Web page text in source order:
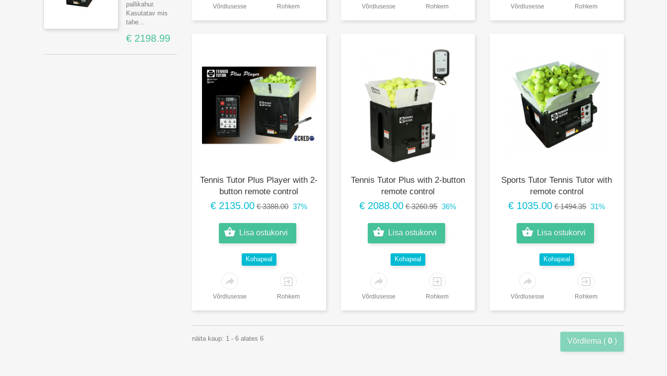
Võrdlusesse Rohkem Võrdlusesse Rohkem Võrdlusesse Rohkem
Tennis Tutor Plus Player with 2-
button remote control
€ 2135.00 € 3388.00 37%
Lisa ostukorvi
Kohapeal
Võrdlusesse Rohkem
Tennis Tutor Plus with 2-button
remote control
€ 2088.00 € 3260.95 36%
Lisa ostukorvi
Kohapeal
Võrdlusesse Rohkem
Sports Tutor Tennis Tutor with
remote control
€ 1035.00 € 1494.35 31%
Lisa ostukorvi
Kohapeal
Võrdlusesse Rohkem
Võrdlema ( 0 )
näita kaup: 1 - 6 alates 6
pallikahur.
Kasutatav mis
tahe...
€ 2198.99